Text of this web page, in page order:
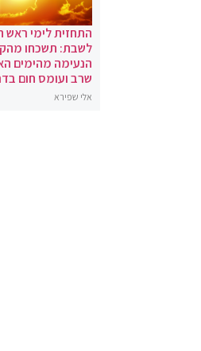
התחזית לימי ראש
לשבת: תשכחו
הנעימה מהימים
שרב ועומס חום
אלי שפירא